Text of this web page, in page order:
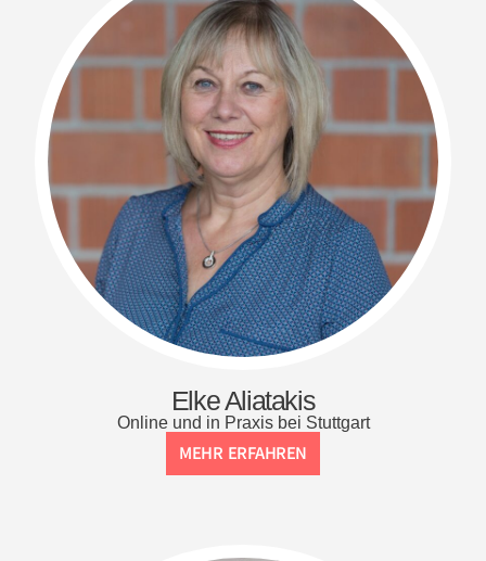
Elke Aliatakis
Online und in Praxis bei Stuttgart
MEHR ERFAHREN